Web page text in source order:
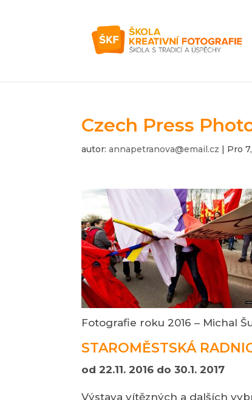
Czech Press
autor:annapetranova@email.cz | Pro
Fotografie roku 2016 – Michal
STAROMĚSTSKÁ
od 22.11. 2016 do 30.1. 2017
Výstava vítězných a dalších